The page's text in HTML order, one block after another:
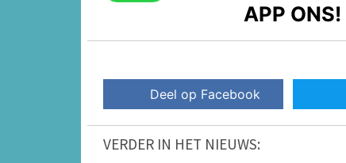
APP ONS!
Deel op Facebook
VERDER IN HET NIEUWS: